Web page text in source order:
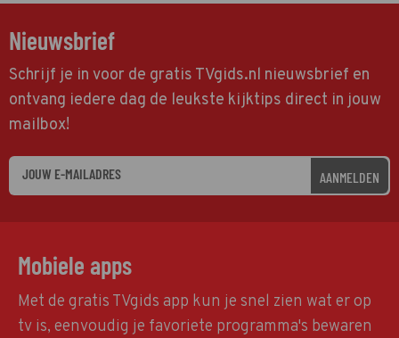
Nieuwsbrief
Schrijf je in voor de gratis TVgids.nl nieuwsbrief en
ontvang iedere dag de leukste kijktips direct in jouw
mailbox!
AANMELDEN
Mobiele apps
Met de gratis TVgids app kun je snel zien wat er op
tv is, eenvoudig je favoriete programma's bewaren